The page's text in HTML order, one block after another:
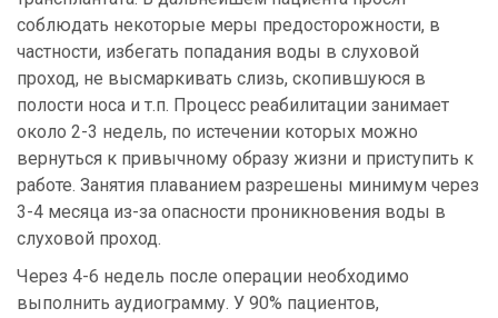
соблюдать некоторые меры предосторожности, в
частности, избегать попадания воды в слуховой
проход, не высмаркивать слизь, скопившуюся в
полости носа и т.п. Процесс реабилитации занимает
около 2-3 недель, по истечении которых можно
вернуться к привычному образу жизни и приступить к
работе. Занятия плаванием разрешены минимум через
3-4 месяца из-за опасности проникновения воды в
слуховой проход.
Через 4-6 недель после операции необходимо
выполнить аудиограмму. У 90% пациентов,